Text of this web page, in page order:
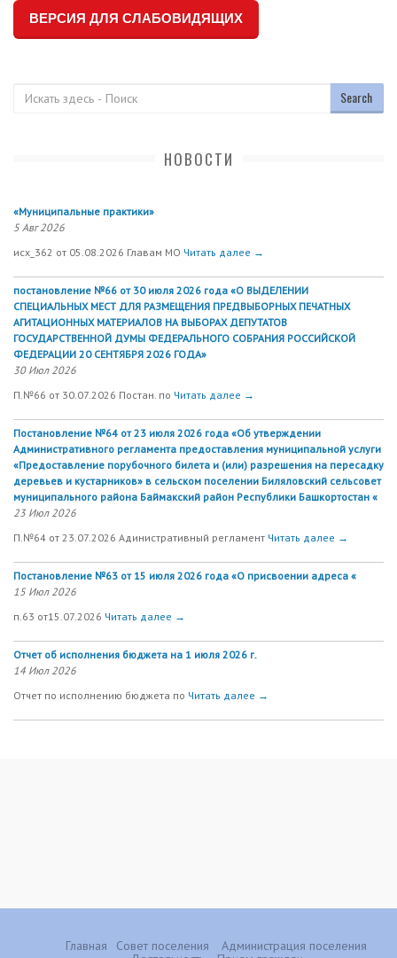
ВЕРСИЯ ДЛЯ СЛАБОВИДЯЩИХ
НОВОСТИ
«Муниципальные практики»
5 Авг 2026
исх_362 от 05.08.2026 Главам МО Читать далее →
постановление №66 от 30 июля 2026 года «О ВЫДЕЛЕНИИ
СПЕЦИАЛЬНЫХ МЕСТ ДЛЯ РАЗМЕЩЕНИЯ ПРЕДВЫБОРНЫХ ПЕЧАТНЫХ
АГИТАЦИОННЫХ МАТЕРИАЛОВ НА ВЫБОРАХ ДЕПУТАТОВ
ГОСУДАРСТВЕННОЙ ДУМЫ ФЕДЕРАЛЬНОГО СОБРАНИЯ РОССИЙСКОЙ
ФЕДЕРАЦИИ 20 СЕНТЯБРЯ 2026 ГОДА»
30 Июл 2026
П.№66 от 30.07.2026 Постан. по Читать далее →
Постановление №64 от 23 июля 2026 года «Об утверждении
Административного регламента предоставления муниципальной услуги
«Предоставление порубочного билета и (или) разрешения на пересадку
деревьев и кустарников» в сельском поселении Биляловский сельсовет
муниципального района Баймакский район Республики Башкортостан «
23 Июл 2026
П.№64 от 23.07.2026 Адинистративный регламент Читать далее →
Постановление №63 от 15 июля 2026 года «О присвоении адреса «
15 Июл 2026
п.63 от15.07.2026 Читать далее →
Отчет об исполнения бюджета на 1 июля 2026 г.
14 Июл 2026
Отчет по исполнению бюджета по Читать далее →
Главная Совет поселения
Администрация поселения